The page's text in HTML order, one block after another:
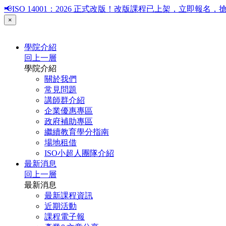
📢ISO 14001：2026 正式改版！改版課程已上架，立即報名，
×
學院介紹
回上一層
學院介紹
關於我們
常見問題
講師群介紹
企業優惠專區
政府補助專區
繼續教育學分指南
場地租借
ISO小超人團隊介紹
最新消息
回上一層
最新消息
最新課程資訊
近期活動
課程電子報